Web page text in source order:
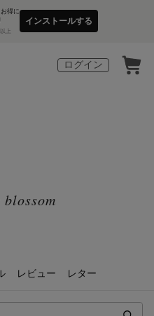
得に
上
インストールする
ログイン
レビュー レター